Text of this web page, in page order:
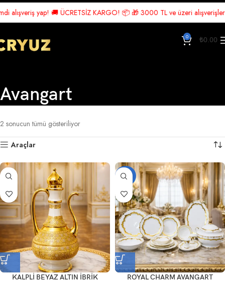
yap! 🚚 ÜCRETSİZ KARGO! 📦 🎁 3000 TL ve üzeri
0 ₺0.00
Avangart
2 sonucun tümü gösteriliyor
Araçlar
KALPLİ BEYAZ ALTIN İBRİK
-26%
ROYAL CHARM AVANGART